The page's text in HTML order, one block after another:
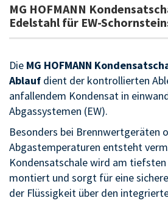
MG HOFMANN
Edelstahl für EW-
Die MG HOFMANN
Ablauf dient der kontrollierten
anfallendem Kondensat in
Abgassystemen (EW).
Besonders bei Brennwertgeräten
Abgastemperaturen entsteht
Kondensatschale wird am
montiert und sorgt für eine
der Flüssigkeit über den